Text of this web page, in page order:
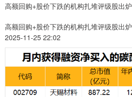
高额回购+股价下跌的机构扎堆评级股出炉
高额回购+股价下跌的机构扎堆评级股出炉
2025-11-25 22:02